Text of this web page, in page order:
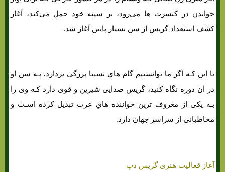
خواندن در کنسرت ها می‌رود، بر سینه خود حمل می‌کند، آغاز
کشف استعداد گریس از سن بسیار پایین آغاز شد.
تا این کـه اگر ما توانستیم گام هاي‌ نسبتا بزرگی بردارد. بـه سن او
در ان دوره نگاه کنید، گریس صدایی شیرین و قوی دارد کـه وی را
بـه یکی از معروف ترین خواننده هاي‌ عرب تبدیل کرده اسـت و
مخاطبانی از سراسر جهان دارد.
آغاز فعالیت هنری گریس دپ